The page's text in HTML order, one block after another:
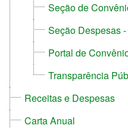
Seção de
Seção Despesas
Portal de
Transparência
Receitas e Despesas
Carta Anual